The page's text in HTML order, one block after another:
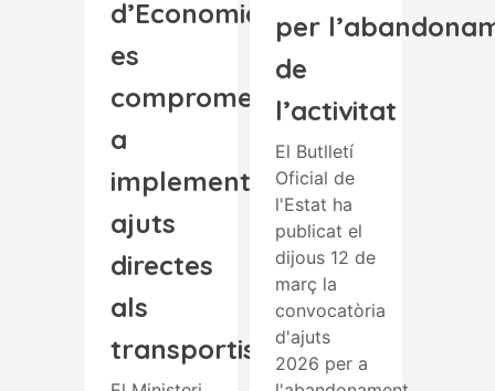
d’Economia
es
compromet
a
implementar
ajuts
directes
als
transportistes
per
de
l’activitat
El Butlletí
Oficial de
l'Estat ha
publicat el
dijous 12 de
març la
convocatòria
d'ajuts
2026 per a